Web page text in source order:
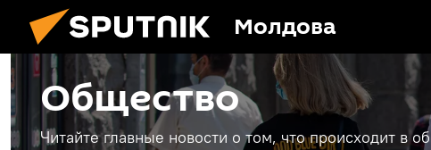
Молдова
Общество
Читайте главные новости о том, что происходит в